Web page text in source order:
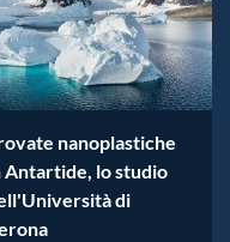
nanoplastiche
Antartide, lo studio
di